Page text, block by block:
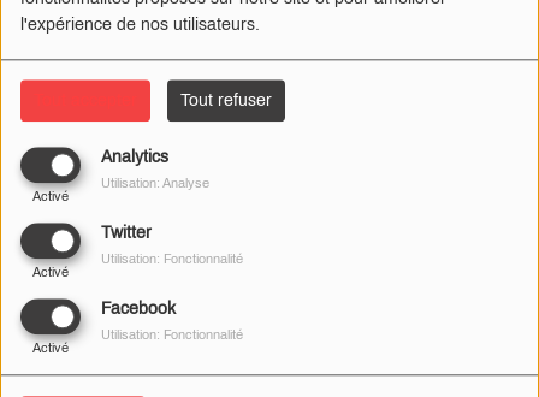
l'expérience de nos utilisateurs.
Tout refuser
Analytics
Activé
Utilisation: Analyse
Twitter
Activé
Utilisation: Fonctionnalité
Facebook
Activé
Utilisation: Fonctionnalité
MARK AMBOR - BELONG
TOGETHER